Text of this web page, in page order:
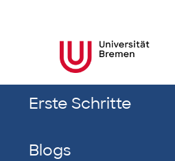
Erste Schritte
Blogs